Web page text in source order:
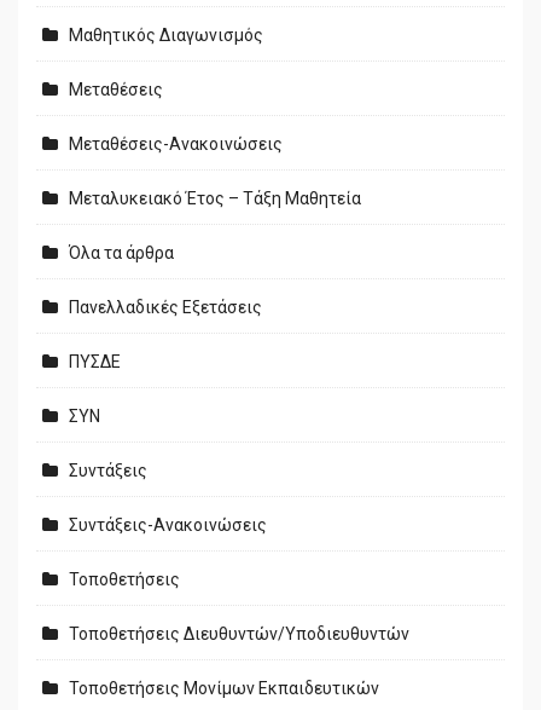
Μαθητικός Διαγωνισμός
Μεταθέσεις
Μεταθέσεις-Ανακοινώσεις
Μεταλυκειακό Έτος – Τάξη Μαθητεία
Όλα τα άρθρα
Πανελλαδικές Εξετάσεις
ΠΥΣΔΕ
ΣΥΝ
Συντάξεις
Συντάξεις-Ανακοινώσεις
Τοποθετήσεις
Τοποθετήσεις Διευθυντών/Υποδιευθυντών
Τοποθετήσεις Μονίμων Εκπαιδευτικών